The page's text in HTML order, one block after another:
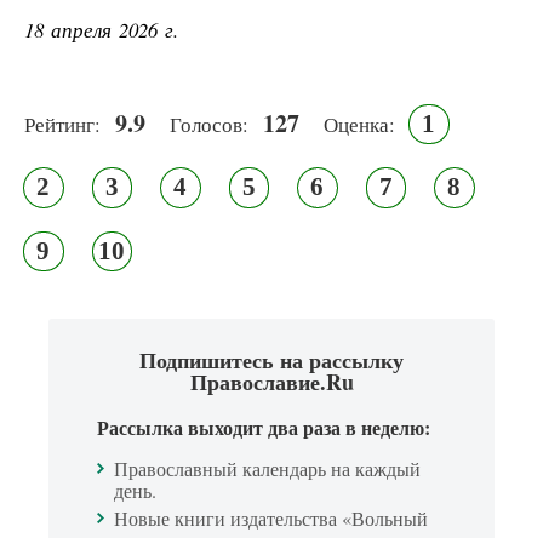
18 апреля 2026 г.
Рейтинг: 9.9 Голосов: 127 Оценка: 1
2 3 4 5 6 7 8
9 10
Подпишитесь на рассылку
Православие.Ru
Рассылка выходит два раза в неделю:
Православный календарь на каждый
день.
Новые книги издательства «Вольный